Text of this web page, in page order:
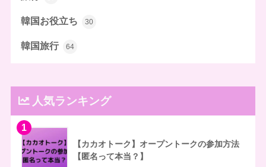
韓国お役立ち 30
韓国旅行 64
人気ランキング
1
【カカオトーク】オープントークの参加方法
【匿名って本当？】